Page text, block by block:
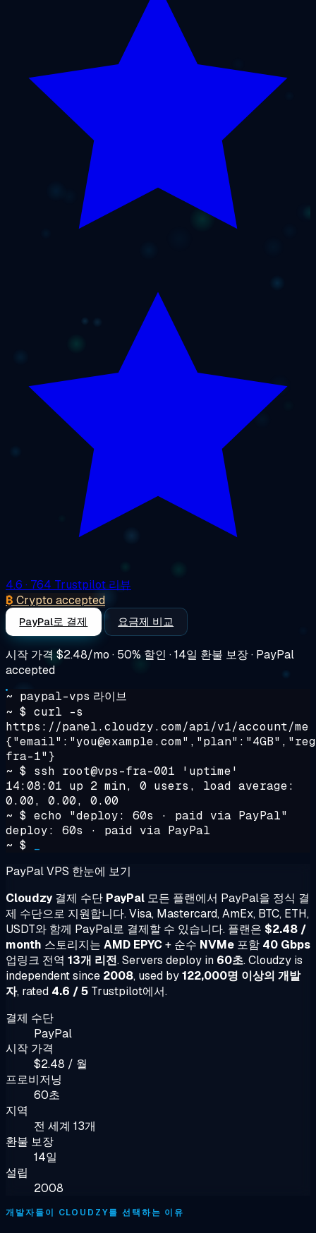
4.6 · 764 Trustpilot 리뷰
₿ Crypto accepted
PayPal로 결제 요금제 비교
시작 가격 $2.48/mo · 50% 할인 · 14일 환불 보장 · PayPal
accepted
~ paypal-vps 라이브
~ $ curl -s
https://panel.cloudzy.com/api/v1/account/me
fra-1"}
~ $
ssh root@vps-fra-001 'uptime'
14:08:01 up 2 min, 0 users, load average:
0.00, 0.00, 0.00
~ $ echo "deploy: 60s · paid via PayPal"
deploy: 60s · paid via PayPal
~ $
PayPal VPS 한눈에 보기
Cloudzy결제 수단 PayPal 모든 플랜에서 PayPal을 정식 결
제 수단으로 지원합니다. Visa, Mastercard, AmEx, BTC, ETH,
USDT와 함께 PayPal로 결제할 수 있습니다. 플랜은 $2.48 /
month 스토리지는 AMD EPYC+ 순수 NVMe 포함 40 Gbps
업링크 전역 13개 리전. Servers deploy in 60초. Cloudzy is
independent since 2008, used by122,000명 이상의 개발
자, rated 4.6 / 5 Trustpilot에서.
결제 수단
PayPal
시작 가격
$2.48 / 월
프로비저닝
60초
지역
전 세계 13개
환불 보장
14일
설립
2008
개발자들이 CLOUDZY를 선택하는 이유